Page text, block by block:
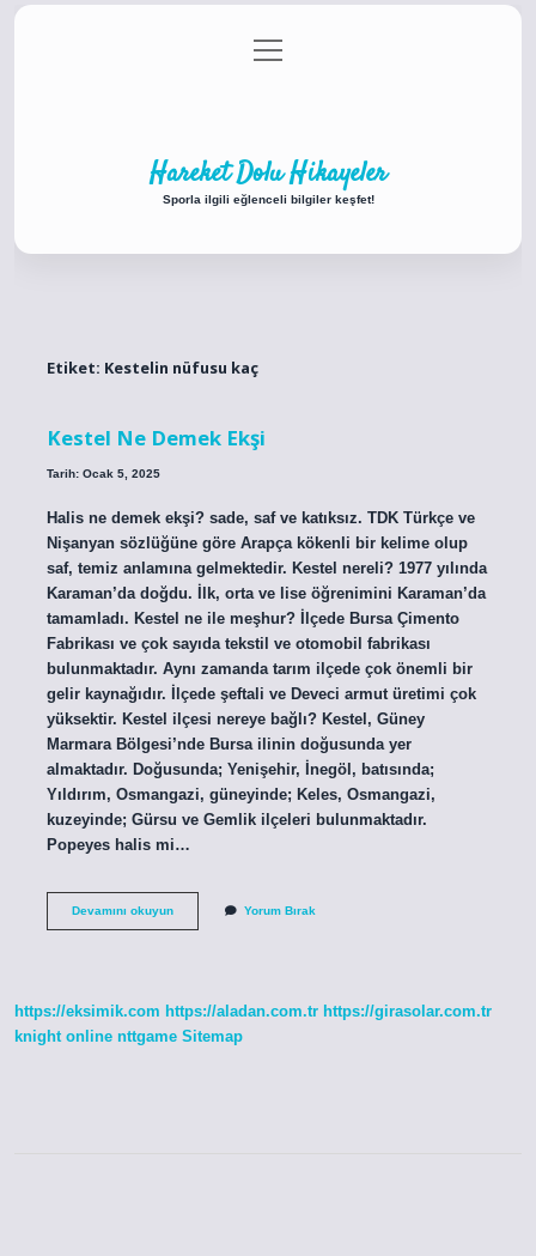
Gizlilik Politikası
menüyü
aç
Hareket Dolu Hikayeler
Sporla ilgili eğlenceli bilgiler keşfet!
Etiket: Kestelin nüfusu kaç
Kestel Ne Demek Ekşi
Tarih: Ocak 5, 2025
Halis ne demek ekşi? sade, saf ve katıksız. TDK Türkçe ve
Nişanyan sözlüğüne göre Arapça kökenli bir kelime olup
saf, temiz anlamına gelmektedir. Kestel nereli? 1977 yılında
Karaman’da doğdu. İlk, orta ve lise öğrenimini Karaman’da
tamamladı. Kestel ne ile meşhur? İlçede Bursa Çimento
Fabrikası ve çok sayıda tekstil ve otomobil fabrikası
bulunmaktadır. Aynı zamanda tarım ilçede çok önemli bir
gelir kaynağıdır. İlçede şeftali ve Deveci armut üretimi çok
yüksektir. Kestel ilçesi nereye bağlı? Kestel, Güney
Marmara Bölgesi’nde Bursa ilinin doğusunda yer
almaktadır. Doğusunda; Yenişehir, İnegöl, batısında;
Yıldırım, Osmangazi, güneyinde; Keles, Osmangazi,
kuzeyinde; Gürsu ve Gemlik ilçeleri bulunmaktadır.
Popeyes halis mi…
Devamını okuyunKestel
Yorum Bırak
https://eksimik.com https://aladan.com.tr https://girasolar.com.tr
knight online nttgame Sitemap